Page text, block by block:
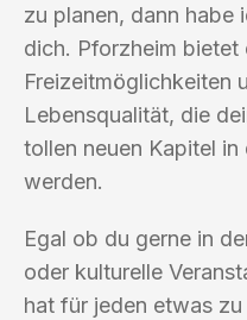
zu planen, dann habe
dich. Pforzheim bietet
Freizeitmöglichkeiten
Lebensqualität, die
tollen neuen Kapitel
werden.
Egal ob du gerne in
oder kulturelle
hat für jeden etwas